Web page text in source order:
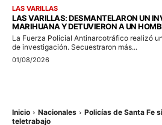
LAS VARILLAS
LAS VARILLAS: DESMANTELARON UN
MARIHUANA Y DETUVIERON A UN
La Fuerza Policial Antinarcotráfico realizó
de investigación. Secuestraron más...
01/08/2026